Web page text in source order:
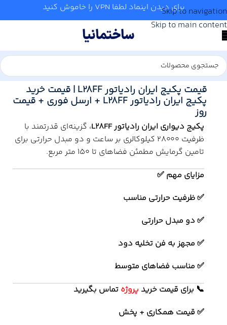
Skip to navigation
Skip to main content
برای دیدن اینماد لطفا VPN را خاموش کنید
آب و تاسیسات
قیمت پکیج ایران رادیاتور L28FF | قیمت خرید
پکیج ایران رادیاتور L28FF + ارسل فوری + قیمت
روز
پکیج دیواری ایران رادیاتور L28FF
، گزینه‌ای قدرتمند با
ظرفیت ۲۸۰۰۰ کیلوکالری بر ساعت و دو مبدل حرارتی برای
تامین گرمایش مطمئن فضاهای تا ۱۵۰ متر مربع.
مزایای مهم ✅
✅ ظرفیت حرارتی مناسب
✅ دو مبدل حرارتی
✅ مجهز به فن تخلیه دود
✅ مناسب فضاهای متوسط
📞 برای قیمت خرید پروژه تماس بگیرید
✅ قیمت همکاری + پخش